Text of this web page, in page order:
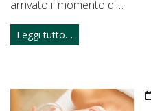
arrivato il momento di…
Leggi tutto…